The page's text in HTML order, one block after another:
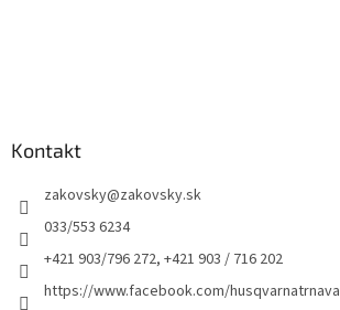
Kontakt
zakovsky@zakovsky.sk
033/553 6234
+421 903/796 272, +421 903 / 716 202
https://www.facebook.com/husqvarnatrnava